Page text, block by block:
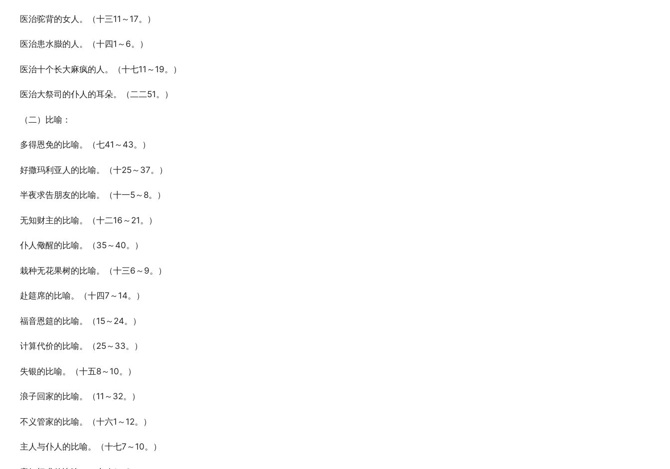
医治驼背的女人。（十三11～17。）
医治患水臌的人。（十四1～6。）
医治十个长大麻疯的人。（十七11～19。）
医治大祭司的仆人的耳朵。（二二51。）
（二）比喻：
多得恩免的比喻。（七41～43。）
好撒玛利亚人的比喻。（十25～37。）
半夜求告朋友的比喻。（十一5～8。）
无知财主的比喻。（十二16～21。）
仆人儆醒的比喻。（35～40。）
栽种无花果树的比喻。（十三6～9。）
赴筵席的比喻。（十四7～14。）
福音恩筵的比喻。（15～24。）
计算代价的比喻。（25～33。）
失银的比喻。（十五8～10。）
浪子回家的比喻。（11～32。）
不义管家的比喻。（十六1～12。）
主人与仆人的比喻。（十七7～10。）